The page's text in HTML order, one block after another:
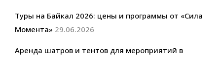
Туры на Байкал 2026: цены и программы от «Сила
Момента» 29.06.2026
Аренда шатров и тентов для мероприятий в